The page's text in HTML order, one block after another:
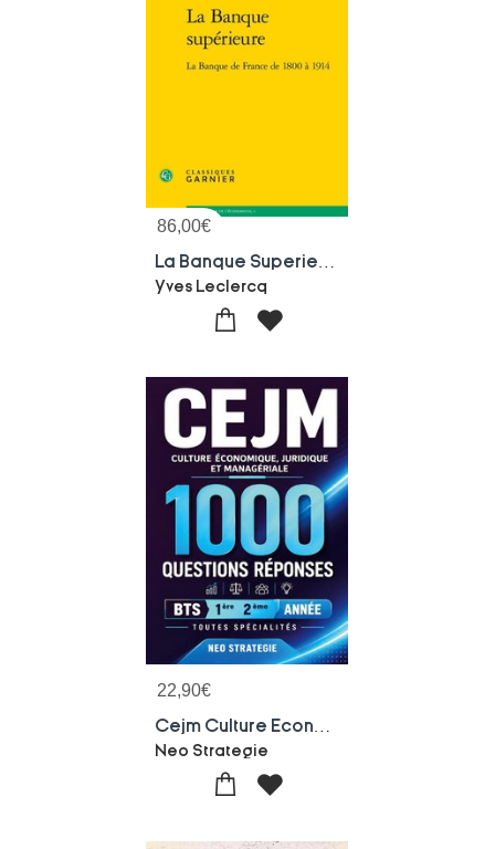
86,00€
Yves Leclercq
22,90€
Neo Strategie